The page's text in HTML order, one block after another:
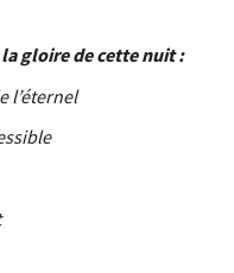
la gloire de cette nuit :
l’éternel